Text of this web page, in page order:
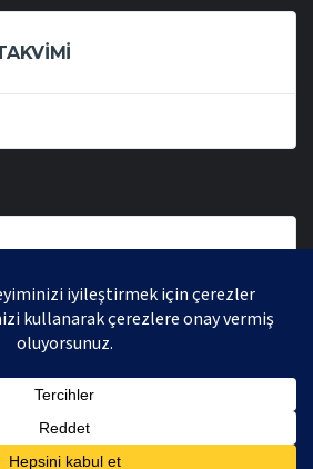
SPORTIF FAALIYETLER ORGANIZASYONUDUR,